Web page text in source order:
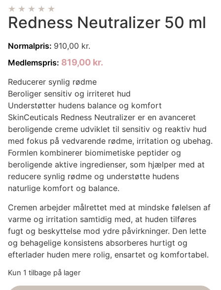
★★★★★
Redness Neutralizer 50 ml
Normalpris: 910,00 kr.
Medlemspris: 819,00 kr.
Reducerer synlig rødme
Beroliger sensitiv og irriteret hud
Understøtter hudens balance og komfort
SkinCeuticals Redness Neutralizer er en avanceret
beroligende creme udviklet til sensitiv og reaktiv hud
med fokus på vedvarende rødme, irritation og ubehag.
Formlen kombinerer biomimetiske peptider og
beroligende aktive ingredienser, som hjælper med at
reducere synlig rødme og understøtte hudens
naturlige komfort og balance.
Cremen arbejder målrettet med at mindske følelsen af
varme og irritation samtidig med, at huden tilføres
fugt og beskyttelse mod ydre påvirkninger. Den lette
og behagelige konsistens absorberes hurtigt og
efterlader huden mere rolig, ensartet og komfortabel.
Kun 1 tilbage på lager